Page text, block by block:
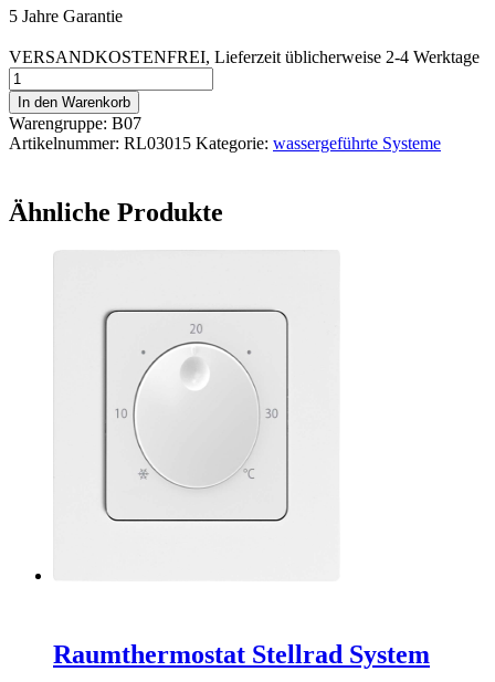
5 Jahre Garantie
VERSANDKOSTENFREI, Lieferzeit üblicherweise 2-4 Werktage
Relaisleiste
FBH
Sanierung
wired
8-
Menge
In den Warenkorb
Warengruppe: B07
Artikelnummer: RL03015 Kategorie: wassergeführte Systeme
Ähnliche Produkte
Raumthermostat Stellrad System